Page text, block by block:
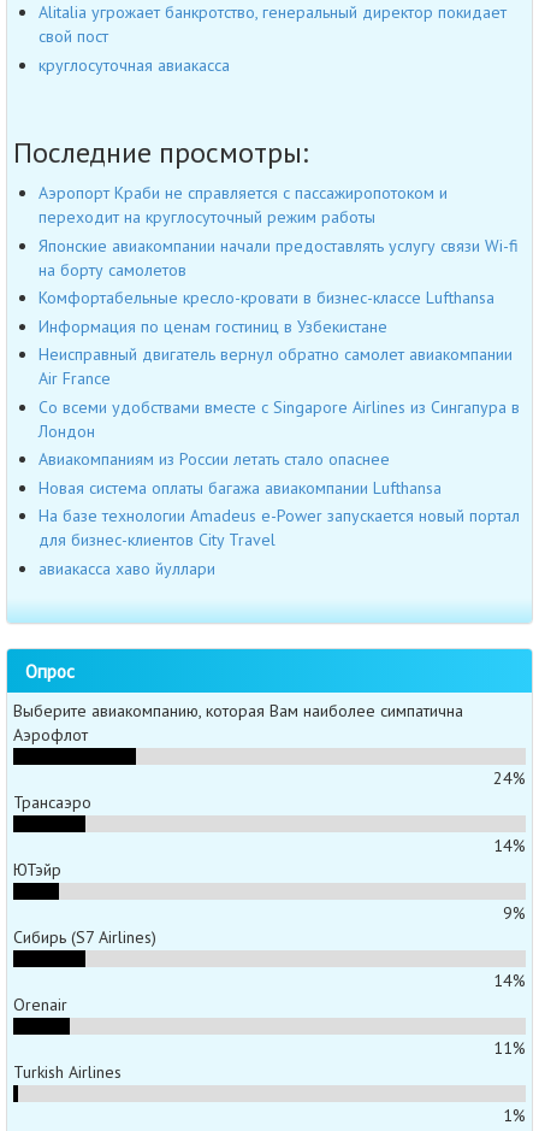
Alitalia угрожает банкротство, генеральный директор покидает
свой пост
круглосуточная авиакасса
Последние просмотры:
Аэропорт Краби не справляется с пассажиропотоком и
переходит на круглосуточный режим работы
Японские авиакомпании начали предоставлять услугу связи Wi-fi
на борту самолетов
Комфортабельные кресло-кровати в бизнес-классе Lufthansa
Информация по ценам гостиниц в Узбекистане
Неисправный двигатель вернул обратно самолет авиакомпании
Air France
Со всеми удобствами вместе с Singapore Airlines из Сингапура в
Лондон
Авиакомпаниям из России летать стало опаснее
Новая система оплаты багажа авиакомпании Lufthansa
На базе технологии Amadeus e-Power запускается новый портал
для бизнес-клиентов City Travel
авиакасса хаво йуллари
Опрос
Выберите авиакомпанию, которая Вам наиболее симпатична
Аэрофлот
24%
Трансаэро
14%
ЮТэйр
9%
Сибирь (S7 Airlines)
14%
Orenair
11%
Turkish Airlines
1%